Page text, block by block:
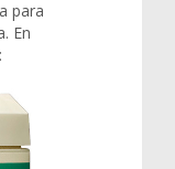
para
En